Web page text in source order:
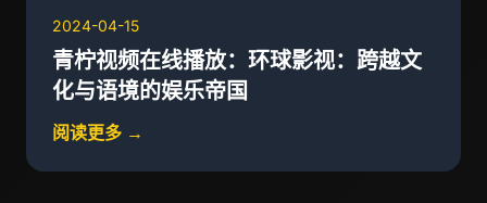
2024-04-15
青柠视频在线播放：环球影视：跨越文
化与语境的娱乐帝国
阅读更多 →